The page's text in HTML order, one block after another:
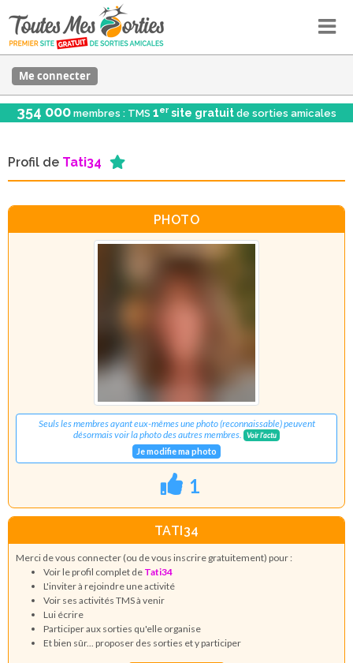
Me connecter
354 000 membres : TMS 1er site gratuit de sorties amicales
Profil de Tati34
PHOTO
Seuls les membres ayant eux-mêmes une photo (reconnaissable) peuvent
désormais voir la photo des autres membres.
Voir l'actu
Je modifie ma photo
1
TATI34
Merci de vous connecter (ou de vous inscrire gratuitement) pour :
Voir le profil complet de Tati34
L'inviter à rejoindre une activité
Voir ses activités TMS à venir
Lui écrire
Participer aux sorties qu'elle organise
Et bien sûr... proposer des sorties et y participer